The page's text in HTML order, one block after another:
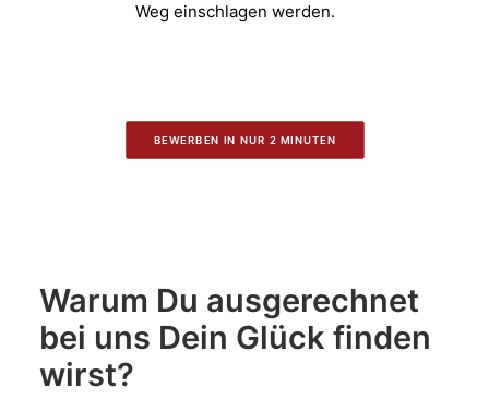
Weg einschlagen werden.
BEWERBEN IN NUR 2 MINUTEN
Warum Du ausgerechnet
bei uns Dein Glück finden
wirst?